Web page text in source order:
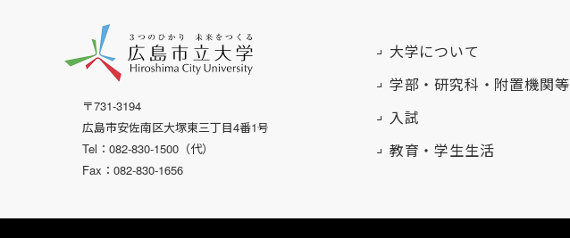
〒731-3194
広島市安佐南区大塚東三丁目4番1号
Tel：082-830-1500（代）
Fax：082-830-1656
大学について
学部・研究科・附置機関等
入試
教育・学生生活